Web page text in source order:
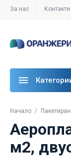
За нас Контакти
Начало
м2,